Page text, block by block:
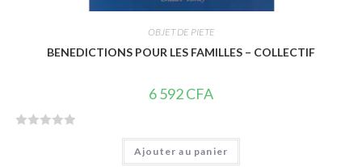
OBJET DE PIETE
BENEDICTIONS POUR LES FAMILLES – COLLECTIF
6 592CFA
Ajouter au panier